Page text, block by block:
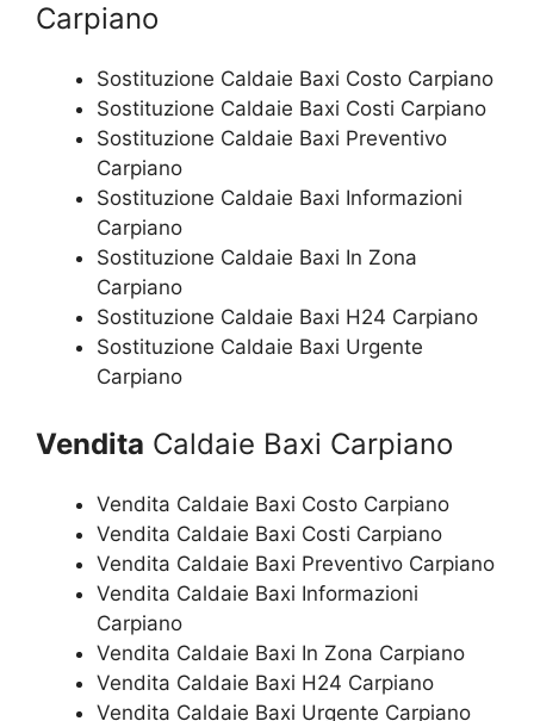
Carpiano
Sostituzione Caldaie Baxi Costo Carpiano
Sostituzione Caldaie Baxi Costi Carpiano
Sostituzione Caldaie Baxi Preventivo
Carpiano
Sostituzione Caldaie Baxi Informazioni
Carpiano
Sostituzione Caldaie Baxi In Zona
Carpiano
Sostituzione Caldaie Baxi H24 Carpiano
Sostituzione Caldaie Baxi Urgente
Carpiano
Vendita Caldaie Baxi Carpiano
Vendita Caldaie Baxi Costo Carpiano
Vendita Caldaie Baxi Costi Carpiano
Vendita Caldaie Baxi Preventivo Carpiano
Vendita Caldaie Baxi Informazioni
Carpiano
Vendita Caldaie Baxi In Zona Carpiano
Vendita Caldaie Baxi H24 Carpiano
Vendita Caldaie Baxi Urgente Carpiano